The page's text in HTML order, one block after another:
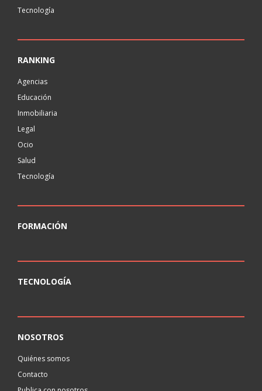
Tecnología
RANKING
Agencias
Educación
Inmobiliaria
Legal
Ocio
Salud
Tecnología
FORMACIÓN
TECNOLOGÍA
NOSOTROS
Quiénes somos
Contacto